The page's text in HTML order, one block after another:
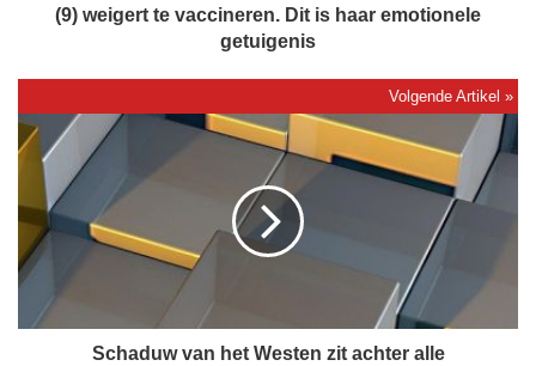
a
n
s
s
(9) weigert te vaccineren. Dit is haar emotionele
getuigenis
S
c
a
d
u
w
a
Schaduw van het Westen zit achter alle